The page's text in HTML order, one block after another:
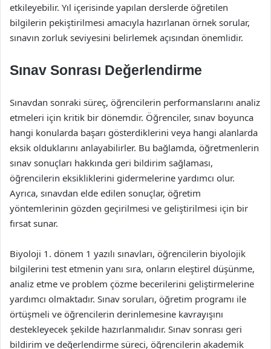
etkileyebilir. Yıl içerisinde yapılan derslerde öğretilen
bilgilerin pekiştirilmesi amacıyla hazırlanan örnek sorular,
sınavın zorluk seviyesini belirlemek açısından önemlidir.
Sınav Sonrası Değerlendirme
Sınavdan sonraki süreç, öğrencilerin performanslarını analiz
etmeleri için kritik bir dönemdir. Öğrenciler, sınav boyunca
hangi konularda başarı gösterdiklerini veya hangi alanlarda
eksik olduklarını anlayabilirler. Bu bağlamda, öğretmenlerin
sınav sonuçları hakkında geri bildirim sağlaması,
öğrencilerin eksikliklerini gidermelerine yardımcı olur.
Ayrıca, sınavdan elde edilen sonuçlar, öğretim
yöntemlerinin gözden geçirilmesi ve geliştirilmesi için bir
fırsat sunar.
Biyoloji 1. dönem 1 yazılı sınavları, öğrencilerin biyolojik
bilgilerini test etmenin yanı sıra, onların eleştirel düşünme,
analiz etme ve problem çözme becerilerini geliştirmelerine
yardımcı olmaktadır. Sınav soruları, öğretim programı ile
örtüşmeli ve öğrencilerin derinlemesine kavrayışını
destekleyecek şekilde hazırlanmalıdır. Sınav sonrası geri
bildirim ve değerlendirme süreci, öğrencilerin akademik